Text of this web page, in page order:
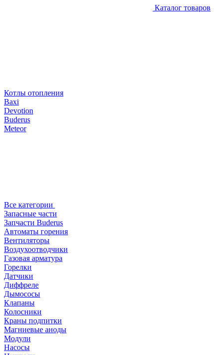
Каталог товаров
Котлы отопления
Baxi
Devotion
Buderus
Meteor
Все категории
Запасные части
Запчасти Buderus
Автоматы горения
Вентиляторы
Воздухоотводчики
Газовая арматура
Горелки
Датчики
Диффреле
Дымососы
Клапаны
Колосники
Краны подпитки
Магниевые аноды
Модули
Насосы